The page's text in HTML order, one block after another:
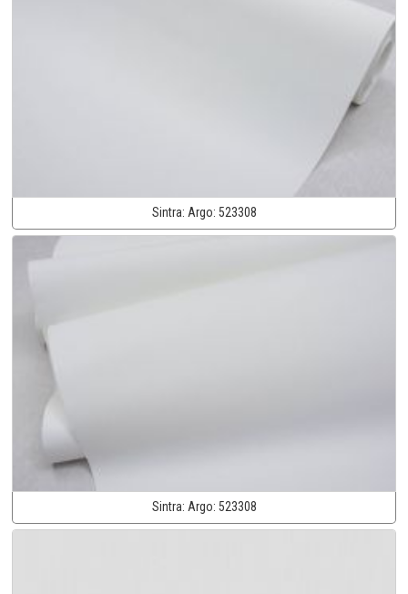
Sintra: Argo: 523308
Sintra: Argo: 523308